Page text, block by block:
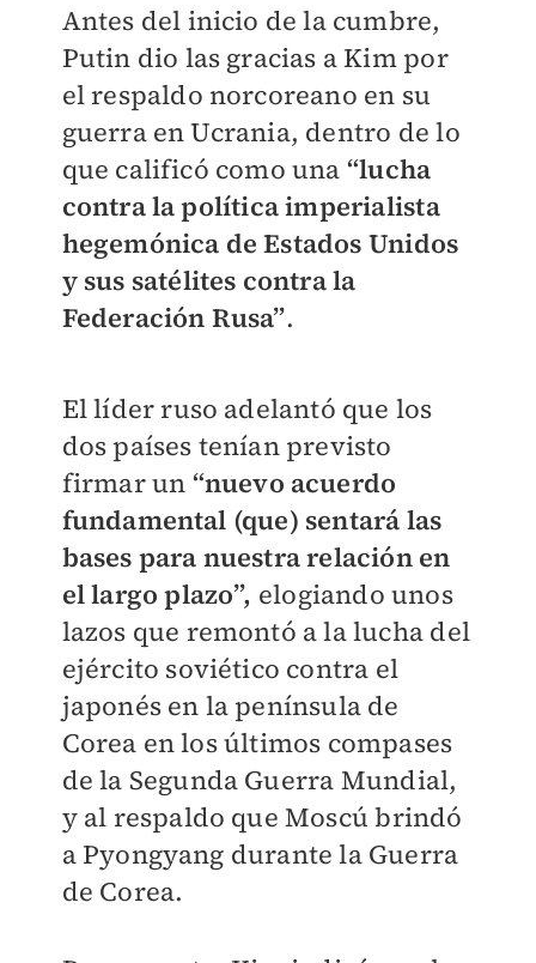
Antes del inicio de la cumbre,
Putin dio las gracias a Kim por
el respaldo norcoreano en su
guerra en Ucrania, dentro de lo
que calificó como una “lucha
contra la política imperialista
hegemónica de Estados Unidos
y sus satélites contra la
Federación Rusa”.
El líder ruso adelantó que los
dos países tenían previsto
firmar un “nuevo acuerdo
fundamental (que) sentará las
bases para nuestra relación en
el largo plazo”, elogiando unos
lazos que remontó a la lucha del
ejército soviético contra el
japonés en la península de
Corea en los últimos compases
de la Segunda Guerra Mundial,
y al respaldo que Moscú brindó
a Pyongyang durante la Guerra
de Corea.